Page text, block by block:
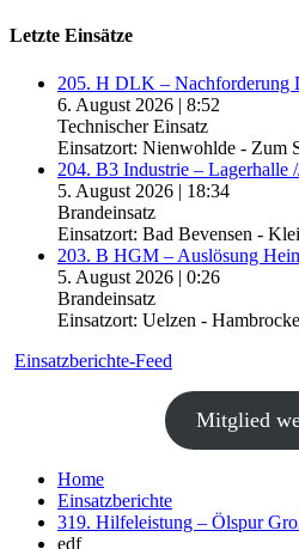
Letzte Einsätze
205. H DLK – Nachforderung
6. August 2026 | 8:52
Technischer Einsatz
Einsatzort: Nienwohlde - Zum
204. B3 Industrie – Lagerhalle
5. August 2026 | 18:34
Brandeinsatz
Einsatzort: Bad Bevensen -
203. B HGM – Auslösung
5. August 2026 | 0:26
Brandeinsatz
Einsatzort: Uelzen -
Einsatzberichte-Feed
Mitglied
Home
Einsatzberichte
319. Hilfeleistung – Ölspur
edf